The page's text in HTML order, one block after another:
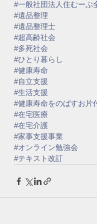
#一般社団法人住むーぶ
#遺品整理
#遺品整理士
#超高齢社会
#多死社会
#ひとり暮らし
#健康寿命
#自立支援
#生活支援
#健康寿命をのばすお片
#在宅医療
#在宅介護
#家事支援事業
#オンライン勉強会
#テキスト改訂